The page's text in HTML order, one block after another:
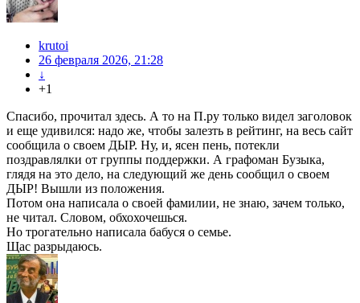
krutoi
26 февраля 2026, 21:28
↓
+1
Спасибо, прочитал здесь. А то на П.ру только видел заголовок
и еще удивился: надо же, чтобы залезть в рейтинг, на весь сайт
сообщила о своем ДЫР. Ну, и, ясен пень, потекли
поздравлялки от группы поддержки. А графоман Бузыка,
глядя на это дело, на следующий же день сообщил о своем
ДЫР! Вышли из положения.
Потом она написала о своей фамилии, не знаю, зачем только,
не читал. Словом, обхохочешься.
Но трогательно написала бабуся о семье.
Щас разрыдаюсь.